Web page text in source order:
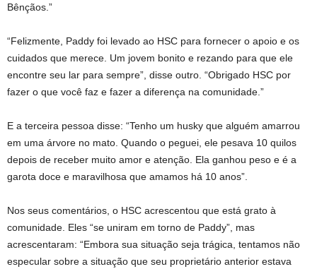
Bênçãos.”
“Felizmente, Paddy foi levado ao HSC para fornecer o apoio e os
cuidados que merece. Um jovem bonito e rezando para que ele
encontre seu lar para sempre”, disse outro. “Obrigado HSC por
fazer o que você faz e fazer a diferença na comunidade.”
E a terceira pessoa disse: “Tenho um husky que alguém amarrou
em uma árvore no mato. Quando o peguei, ele pesava 10 quilos
depois de receber muito amor e atenção. Ela ganhou peso e é a
garota doce e maravilhosa que amamos há 10 anos”.
Nos seus comentários, o HSC acrescentou que está grato à
comunidade. Eles “se uniram em torno de Paddy”, mas
acrescentaram: “Embora sua situação seja trágica, tentamos não
especular sobre a situação que seu proprietário anterior estava